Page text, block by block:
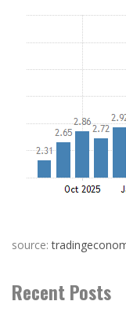
source:
Recent Posts